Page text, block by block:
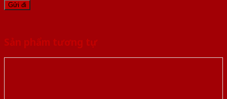
Sản phẩm tương tự